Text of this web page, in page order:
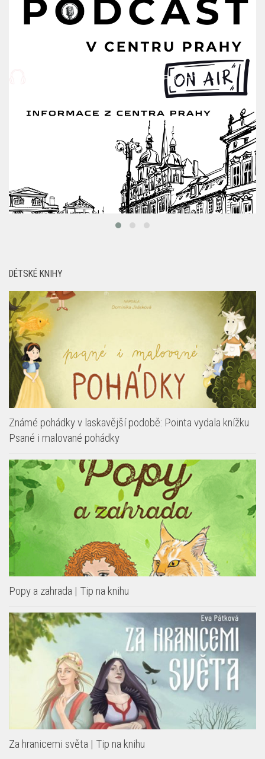
DÉTSKÉ KNIHY
Známé pohádky v laskavější podobě: Pointa vydala knížku
Psané i malované pohádky
Popy a zahrada | Tip na knihu
Za hranicemi světa | Tip na knihu